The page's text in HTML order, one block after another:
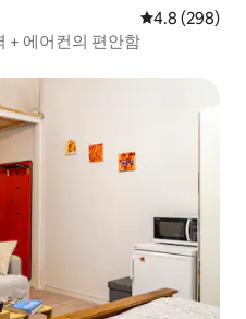
평점 4.8점(5
4.8 (298)
+ 에어컨의 편안함